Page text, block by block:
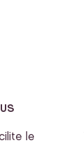
le